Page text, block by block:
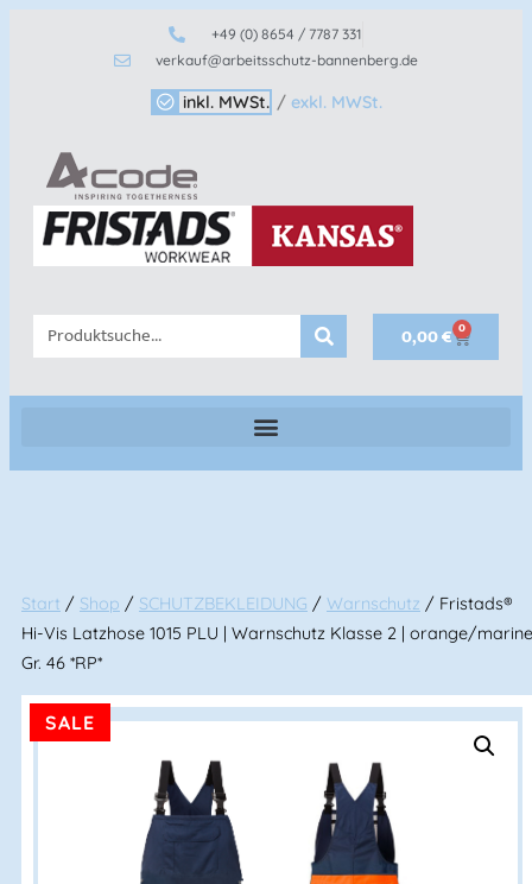
+49 (0) 8654 / 7787 331
verkauf@arbeitsschutz-bannenberg.de
inkl. MWSt. / exkl. MWSt.
0,00€ 0
Start / Shop / SCHUTZBEKLEIDUNG / Warnschutz / Fristads®
Hi-Vis Latzhose 1015 PLU | Warnschutz Klasse 2 | orange/marine
Gr. 46 *RP*
SALE